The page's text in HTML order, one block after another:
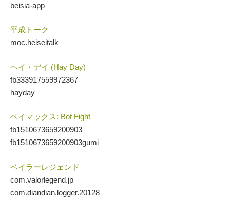
beisia-app
平成トーク
moc.heiseitalk
ヘイ・デイ (Hay Day)
fb333917559972367
hayday
ベイマックス: Bot Fight
fb1510673659200903
fb1510673659200903gumi
ベイラーレジェンド
com.valorlegend.jp
com.diandian.logger.20128